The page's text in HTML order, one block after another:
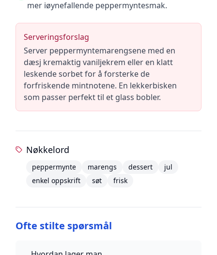
mer iøynefallende peppermyntesmak.
Serveringsforslag
Server peppermyntemarengsene med en
dæsj kremaktig vaniljekrem eller en klatt
leskende sorbet for å forsterke de
forfriskende mintnotene. En lekkerbisken
som passer perfekt til et glass bobler.
Nøkkelord
peppermynte marengs dessert
jul
enkel oppskrift
søt frisk
Ofte stilte spørsmål